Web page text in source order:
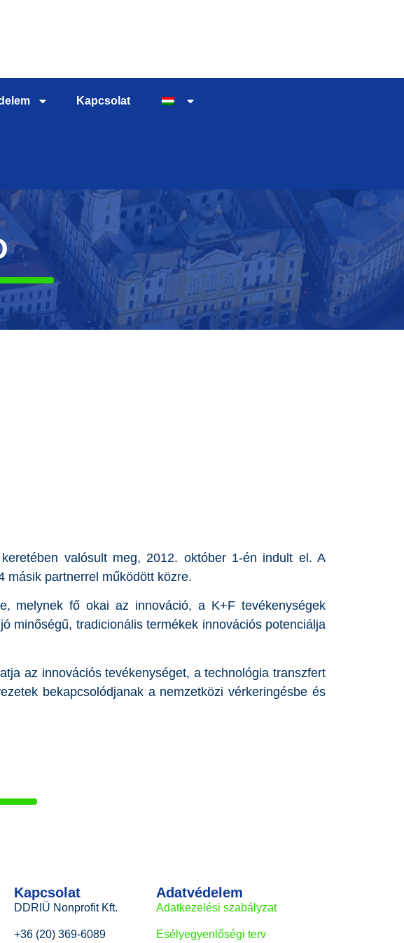
Kapcsolat
valósult meg, 2012. október 1-én indult el. A
másik partnerrel működött közre.
melynek fő okai az innováció, a K+F tevékenységek
minőségű, tradicionális termékek innovációs potenciálja
az innovációs tevékenységet, a technológia transzfert
bekapcsolódjanak a nemzetközi vérkeringésbe és
Kapcsolat
DDRIÜ Nonprofit Kft.
+36 (20) 369-6089
Adatvédelem
Adatkezelési szabályzat
Esélyegyenlőségi terv